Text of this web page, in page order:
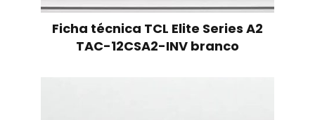
Ficha técnica TCL Elite Series A2
TAC-12CSA2-INV branco